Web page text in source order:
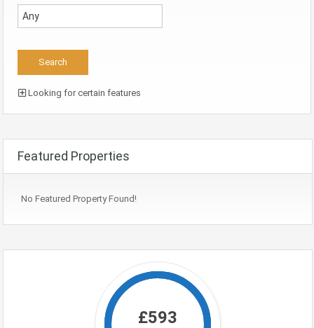
Looking for certain features
Featured Properties
No Featured Property Found!
£593